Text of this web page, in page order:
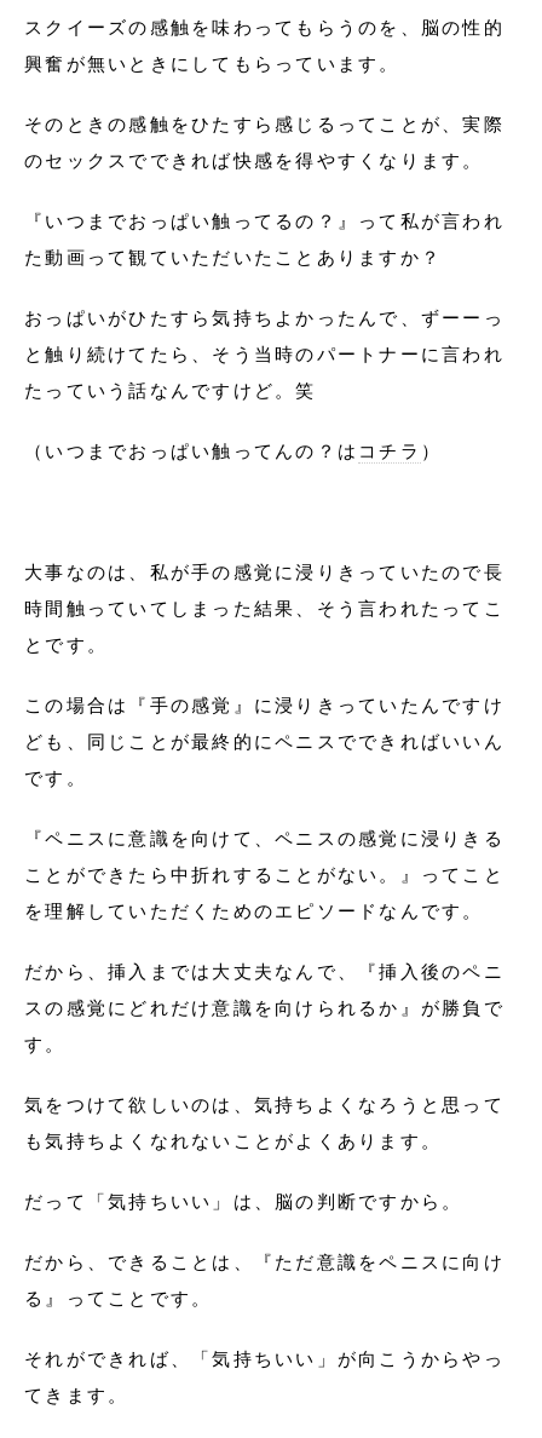
スクイーズの感触を味わってもらうのを、脳の性的
興奮が無いときにしてもらっています。
そのときの感触をひたすら感じるってことが、実際
のセックスでできれば快感を得やすくなります。
『いつまでおっぱい触ってるの？』って私が言われ
た動画って観ていただいたことありますか？
おっぱいがひたすら気持ちよかったんで、ずーーっ
と触り続けてたら、そう当時のパートナーに言われ
たっていう話なんですけど。笑
（いつまでおっぱい触ってんの？は コチラ ）
大事なのは、私が手の感覚に浸りきっていたので長
時間触っていてしまった結果、そう言われたってこ
とです。
この場合は『手の感覚』に浸りきっていたんですけ
ども、同じことが最終的にペニスでできればいいん
です。
『ペニスに意識を向けて、ペニスの感覚に浸りきる
ことができたら中折れすることがない。』ってこと
を理解していただくためのエピソードなんです。
だから、挿入までは大丈夫なんで、『挿入後のペニ
スの感覚にどれだけ意識を向けられるか』が勝負で
す。
気をつけて欲しいのは、気持ちよくなろうと思って
も気持ちよくなれないことがよくあります。
だって「気持ちいい」は、脳の判断ですから。
だから、できることは、『ただ意識をペニスに向け
る』ってことです。
それができれば、「気持ちいい」が向こうからやっ
てきます。